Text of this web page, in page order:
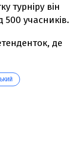
турніру він
учасників.
де